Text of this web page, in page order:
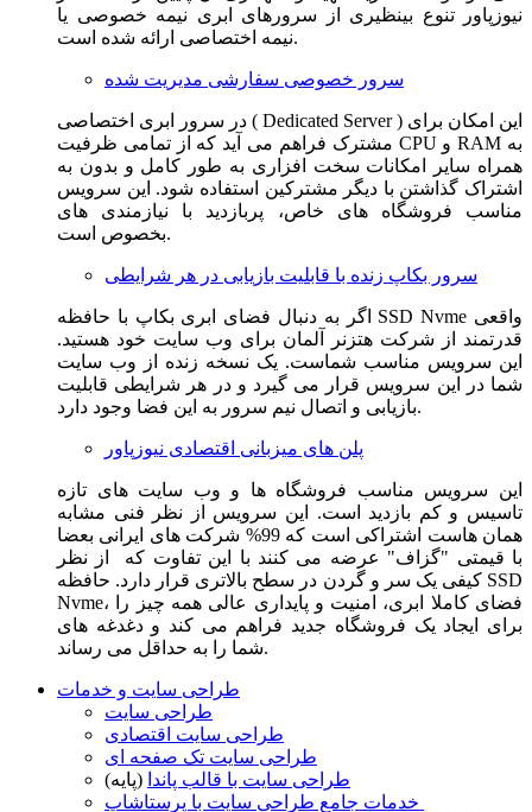
نیوزپاور تنوع بینظیری از سرورهای ابری نیمه خصوصی یا
نیمه اختصاصی ارائه شده است.
سرور خصوصی سفارشی مدیریت شده
در سرور ابری اختصاصی ( Dedicated Server ) این امکان برای
مشترک فراهم می آید که از تمامی ظرفیت CPU و RAM به
همراه سایر امکانات سخت افزاری به طور کامل و بدون به
اشتراک گذاشتن با دیگر مشترکین استفاده شود. این سرویس
مناسب فروشگاه های خاص، پربازدید با نیازمندی های
بخصوص است.
سرور بکاپ زنده با قابلیت بازیابی در هر شرایطی
اگر به دنبال فضای ابری بکاپ با حافظه SSD Nvme واقعی
قدرتمند از شرکت هتزنر آلمان برای وب سایت خود هستید.
این سرویس مناسب شماست. یک نسخه زنده از وب سایت
شما در این سرویس قرار می گیرد و در هر شرایطی قابلیت
بازیابی و اتصال نیم سرور به این فضا وجود دارد.
پلن های میزبانی اقتصادی نیوزپاور
این سرویس مناسب فروشگاه ها و وب سایت های تازه
تاسیس و کم بازدید است. این سرویس از نظر فنی مشابه
همان هاست اشتراکی است که 99% شرکت های ایرانی بعضا
با قیمتی "گزاف" عرضه می کنند با این تفاوت که از نظر
کیفی یک سر و گردن در سطح بالاتری قرار دارد. حافظه SSD
Nvme، فضای کاملا ابری، امنیت و پایداری عالی همه چیز را
برای ایجاد یک فروشگاه جدید فراهم می کند و دغدغه های
شما را به حداقل می رساند.
طراحی سایت و خدمات
طراحی سایت
طراحی سایت اقتصادی
طراحی سایت تک صفحه ای
طراحی سایت با قالب پاندا (پایه)